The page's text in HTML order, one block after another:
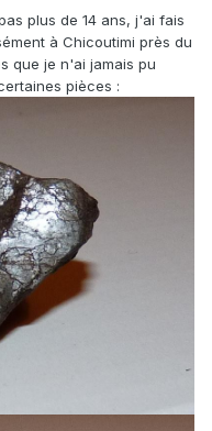
plus de 14 ans, j'ai fais
à Chicoutimi près du
que je n'ai jamais pu
pièces :